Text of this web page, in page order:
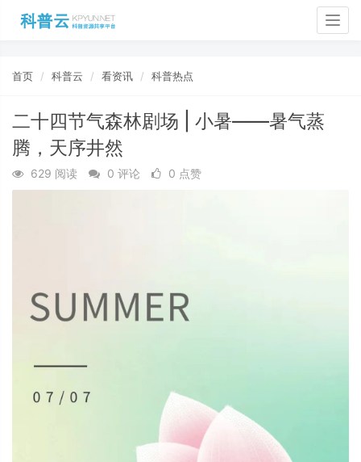
首页 科普云 看资讯 科普热点
二十四节气森林剧场 | 小暑——暑气蒸
腾，天序井然
629 阅读 0 评论 0 点赞